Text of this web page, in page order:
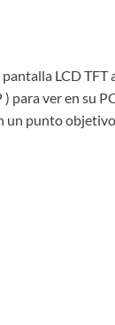
LCD TFT
ver en su
un punto objetivo